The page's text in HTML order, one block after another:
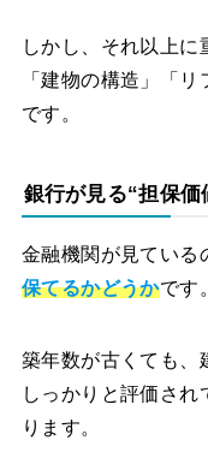
しかし、それ以上に
「建物の構造」「
です。
銀行が見る“担保価
金融機関が見ている
保てるかどうかです。
築年数が古くても、
しっかりと評価さ
ります。